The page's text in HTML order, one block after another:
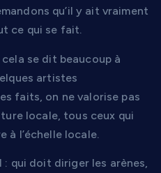
qu’il y ait vraiment
ce qui se fait.
se dit beaucoup à
artistes
faits, on ne valorise pas
locale, tous ceux qui
à l’échelle locale.
: qui doit diriger les arènes,